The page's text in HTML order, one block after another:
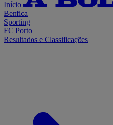
Início
Benfica
Sporting
FC Porto
Resultados e Classificações